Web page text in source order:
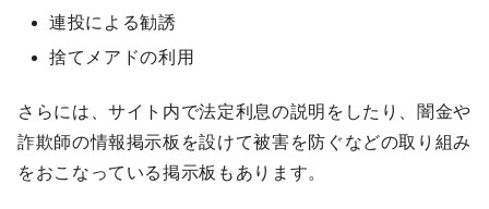
連投による勧誘
捨てメアドの利用
さらには、サイト内で法定利息の説明をしたり、闇金や
詐欺師の情報掲示板を設けて被害を防ぐなどの取り組み
をおこなっている掲示板もあります。